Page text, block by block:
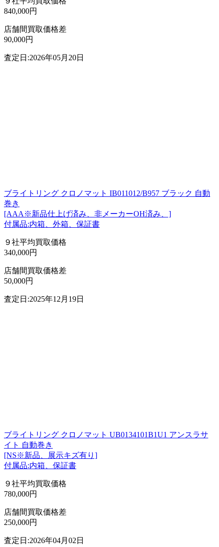
840,000円
店舗間買取価格差
90,000円
査定日:2026年05月20日
ブライトリング クロノマット IB011012/B957 ブラック 自動
巻き
[AAA※新品仕上げ済み、非メーカーOH済み、]
付属品:内箱、外箱、保証書
９社平均買取価格
340,000円
店舗間買取価格差
50,000円
査定日:2025年12月19日
ブライトリング クロノマット UB0134101B1U1 アンスラサ
イト 自動巻き
[NS※新品、展示キズ有り]
付属品:内箱、保証書
９社平均買取価格
780,000円
店舗間買取価格差
250,000円
査定日:2026年04月02日